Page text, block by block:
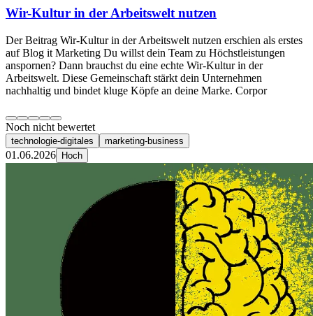
Wir-Kultur in der Arbeitswelt nutzen
Der Beitrag Wir-Kultur in der Arbeitswelt nutzen erschien als erstes
auf Blog it Marketing Du willst dein Team zu Höchstleistungen
anspornen? Dann brauchst du eine echte Wir-Kultur in der
Arbeitswelt. Diese Gemeinschaft stärkt dein Unternehmen
nachhaltig und bindet kluge Köpfe an deine Marke. Corpor
Noch nicht bewertet
technologie-digitales marketing-business
01.06.2026 Hoch